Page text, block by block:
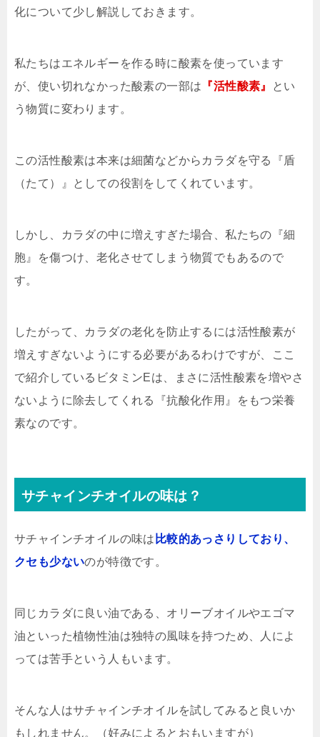
化について少し解説しておきます。
私たちはエネルギーを作る時に酸素を使っています
が、使い切れなかった酸素の一部は 『活性酸素』
とい
う物質に変わります。
この活性酸素は本来は細菌などからカラダを守る『盾
（たて）』としての役割をしてくれています。
しかし、カラダの中に増えすぎた場合、私たちの『細
胞』を傷つけ、老化させてしまう物質でもあるので
す。
したがって、カラダの老化を防止するには活性酸素が
増えすぎないようにする必要があるわけですが、ここ
で紹介しているビタミンEは、まさに活性酸素を増やさ
ないように除去してくれる『抗酸化作用』をもつ栄養
素なのです。
サチャインチオイルの味は？
サチャインチオイルの味は 比較的あっさりしており、
クセも少ないのが特徴です。
同じカラダに良い油である、オリーブオイルやエゴマ
油といった植物性油は独特の風味を持つため、人によ
っては苦手という人もいます。
そんな人はサチャインチオイルを試してみると良いか
もしれません。（好みによるとおもいますが）